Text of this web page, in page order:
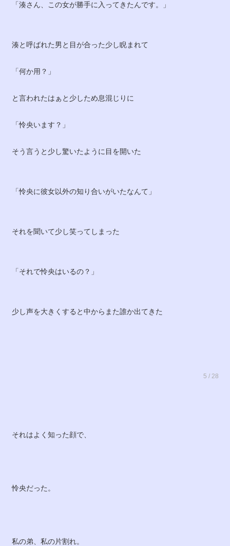
「湊さん、この女が勝手に入ってきたんです。」
湊と呼ばれた男と目が合った少し睨まれて
「何か用？」
と言われたはぁと少しため息混じりに
「怜央います？」
そう言うと少し驚いたように目を開いた
「怜央に彼女以外の知り合いがいたなんて」
それを聞いて少し笑ってしまった
「それで怜央はいるの？」
少し声を大きくすると中からまた誰か出てきた
5 / 28
それはよく知った顔で、
怜央だった。
私の弟、私の片割れ。